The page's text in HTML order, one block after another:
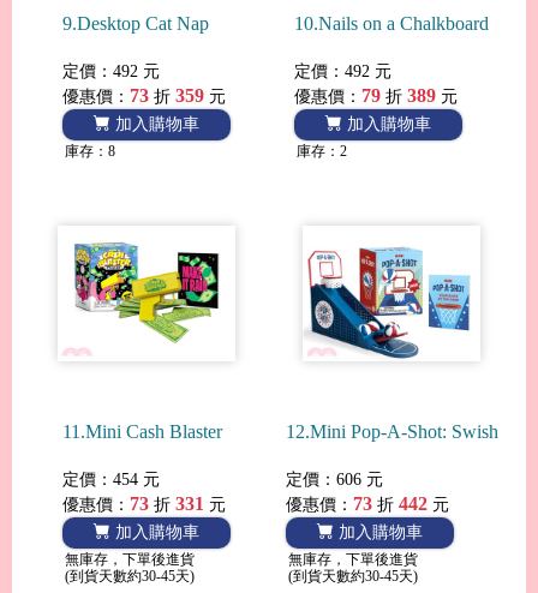
9.Desktop Cat Nap
定價：492 元
優惠價： 73 折 359 元
加入購物車
庫存：8
10.Nails on a Chalkboard
定價：492 元
優惠價： 79 折 389 元
加入購物車
庫存：2
11.Mini Cash Blaster
定價：454 元
優惠價： 73 折 331 元
加入購物車
無庫存，下單後進貨
(到貨天數約30-45天)
12.Mini Pop-A-Shot: Swish
定價：606 元
優惠價： 73折 442元
加入購物車
無庫存，下單後進貨
(到貨天數約30-45天)